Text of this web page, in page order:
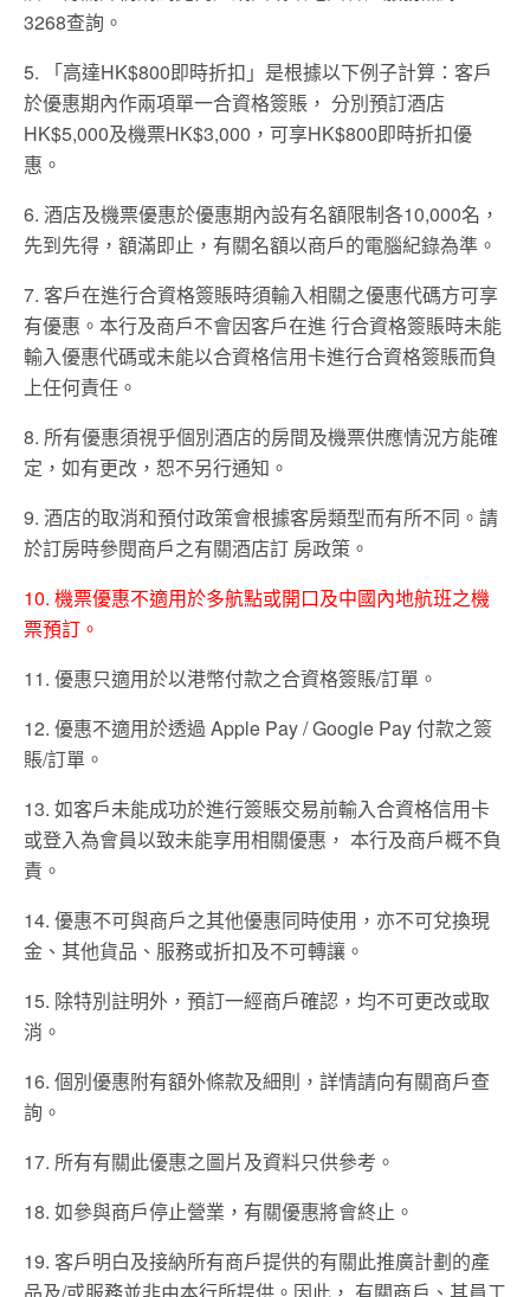
3268查詢。
5. 「高達HK$800即時折扣」是根據以下例子計算：客戶
於優惠期內作兩項單一合資格簽賬， 分別預訂酒店
HK$5,000及機票HK$3,000，可享HK$800即時折扣優
惠。
6. 酒店及機票優惠於優惠期內設有名額限制各10,000名，
先到先得，額滿即止，有關名額以商戶的電腦紀錄為準。
7. 客戶在進行合資格簽賬時須輸入相關之優惠代碼方可享
有優惠。本行及商戶不會因客戶在進 行合資格簽賬時未能
輸入優惠代碼或未能以合資格信用卡進行合資格簽賬而負
上任何責任。
8. 所有優惠須視乎個別酒店的房間及機票供應情況方能確
定，如有更改，恕不另行通知。
9. 酒店的取消和預付政策會根據客房類型而有所不同。請
於訂房時參閱商戶之有關酒店訂 房政策。
10. 機票優惠不適用於多航點或開口及中國內地航班之機
票預訂。
11. 優惠只適用於以港幣付款之合資格簽賬/訂單。
12. 優惠不適用於透過 Apple Pay / Google Pay 付款之簽
賬/訂單。
13. 如客戶未能成功於進行簽賬交易前輸入合資格信用卡
或登入為會員以致未能享用相關優惠， 本行及商戶概不負
責。
14. 優惠不可與商戶之其他優惠同時使用，亦不可兌換現
金、其他貨品、服務或折扣及不可轉讓。
15. 除特別註明外，預訂一經商戶確認，均不可更改或取
消。
16. 個別優惠附有額外條款及細則，詳情請向有關商戶查
詢。
17. 所有有關此優惠之圖片及資料只供參考。
18. 如參與商戶停止營業，有關優惠將會終止。
19. 客戶明白及接納所有商戶提供的有關此推廣計劃的產
品及/或服務並非由本行所提供。因此， 有關商戶、其員工